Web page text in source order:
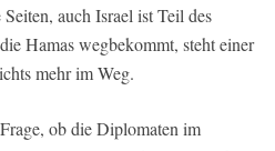
auch Israel ist Teil des
Hamas wegbekommt, steht einer
mehr im Weg.
ob die Diplomaten im